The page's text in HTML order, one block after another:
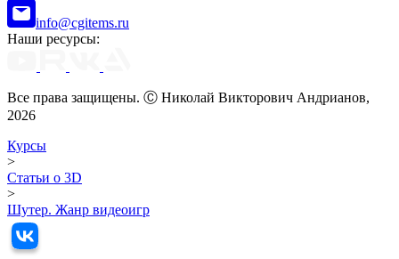
info@cgitems.ru
Наши ресурсы:
Все права защищены. Ⓒ Николай Викторович Андрианов,
2026
Курсы
>
Статьи о 3D
>
Шутер. Жанр видеоигр